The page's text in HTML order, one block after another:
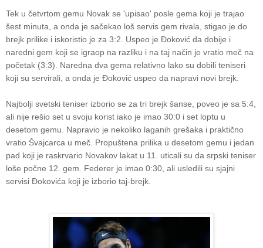
Tek u četvrtom gemu Novak se 'upisao' posle gema koji je trajao
šest minuta, a onda je sačekao loš servis gem rivala, stigao je do
brejk prilike i iskoristio je za 3:2. Uspeo je Đoković da dobije i
naredni gem koji se igraop na razliku i na taj način je vratio meč na
početak (3:3). Naredna dva gema relativno lako su dobili teniseri
koji su servirali, a onda je Đoković uspeo da napravi novi brejk.
Najbolji svetski teniser izborio se za tri brejk šanse, poveo je sa 5:4,
ali nije rešio set u svoju korist iako je imao 30:0 i set loptu u
desetom gemu. Napravio je nekoliko laganih grešaka i praktično
vratio Švajcarca u meč. Propuštena prilika u desetom gemu i jedan
pad koji je raskrvario Novakov lakat u 11. uticali su da srpski teniser
loše počne 12. gem. Federer je imao 0:30, ali usledili su sjajni
servisi Đokovića koji je izborio taj-brejk.